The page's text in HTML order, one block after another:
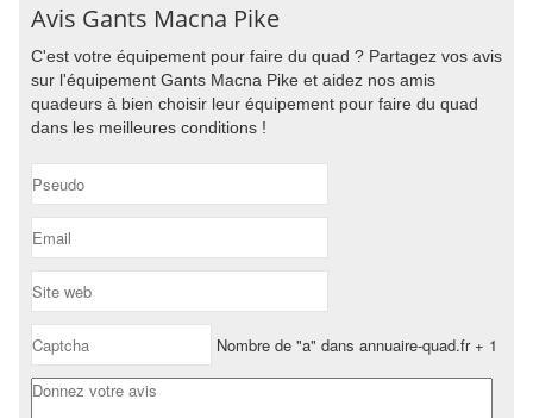
Avis Gants Macna Pike
C'est votre équipement pour faire du quad ? Partagez vos avis
sur l'équipement Gants Macna Pike et aidez nos amis
quadeurs à bien choisir leur équipement pour faire du quad
dans les meilleures conditions !
Nombre de "a" dans annuaire-quad.fr + 1